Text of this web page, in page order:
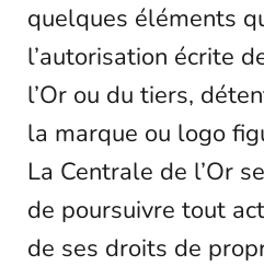
quelques éléments
l’autorisation écrite
l’Or ou du tiers,
la marque ou logo
La Centrale de l’Or
de poursuivre tout
de ses droits de